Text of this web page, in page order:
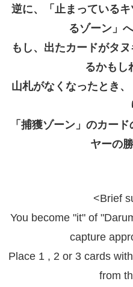
逆に、「止まっている
るゾーン」
もし、出たカードがタ
るかもし
山札がなくなったとき
「捕獲ゾーン」のカー
ヤーの
<Brief
You become "it" of
capture
Place 1 , 2 or 3 cards
from